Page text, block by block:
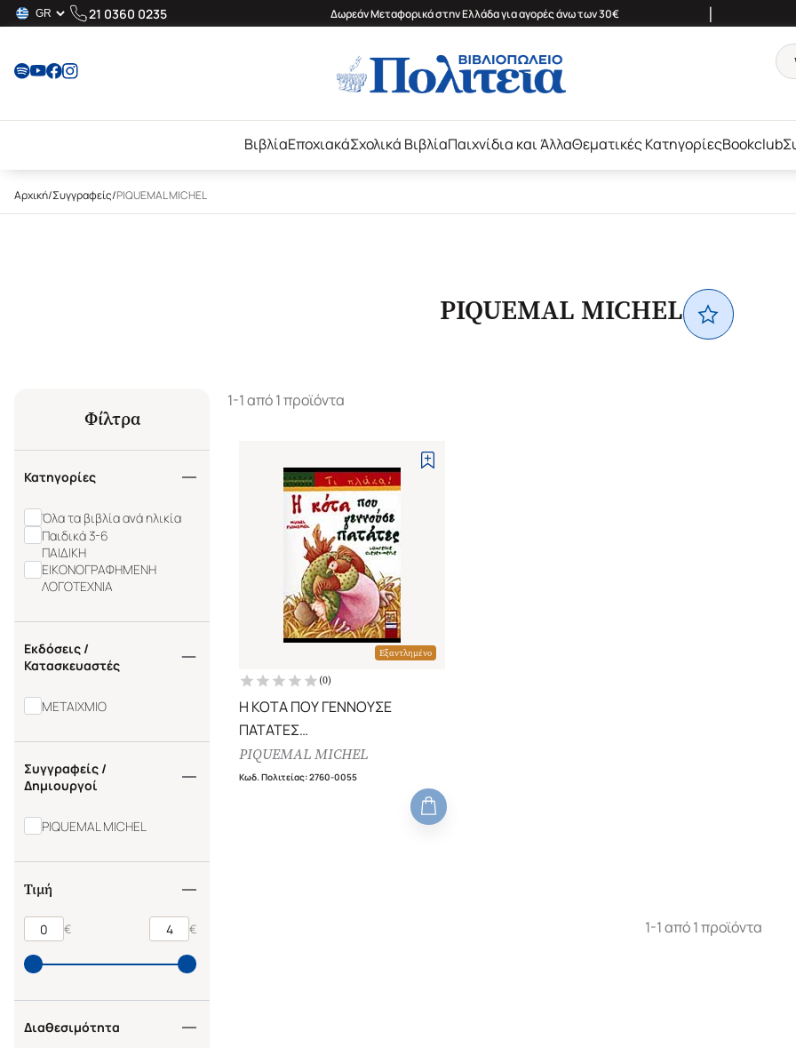
21 0360 0235 Δωρεάν Μεταφορικά στην Ελλάδα για αγορές άνω των 30€ |
ΒιβλίαΕποχιακάΣχολικά ΒιβλίαΠαιχνίδια και ΆλλαΘεματικές ΚατηγορίεςBookclub
Αρχική/Συγγραφείς/PIQUEMAL MICHEL
PIQUEMAL MICHEL
Φίλτρα
Κατηγορίες
Όλα τα βιβλία ανά ηλικία
Παιδικά 3-6
ΠΑΙΔΙΚΗ
ΕΙΚΟΝΟΓΡΑΦΗΜΕΝΗ
ΛΟΓΟΤΕΧΝΙΑ
Εκδόσεις /
Κατασκευαστές
ΜΕΤΑΙΧΜΙΟ
Συγγραφείς /
Δημιουργοί
PIQUEMAL MICHEL
Τιμή
€ €
Διαθεσιμότητα
1-1 από 1 προϊόντα
Εξαντλημένο
(0)
Η ΚΟΤΑ ΠΟΥ ΓΕΝΝΟΥΣΕ
ΠΑΤΑΤΕΣ
ΤΙ ΠΛΑΚΑ!
PIQUEMAL MICHEL
Κωδ. Πολιτείας:2760-0055
1-1 από 1 προϊόντα